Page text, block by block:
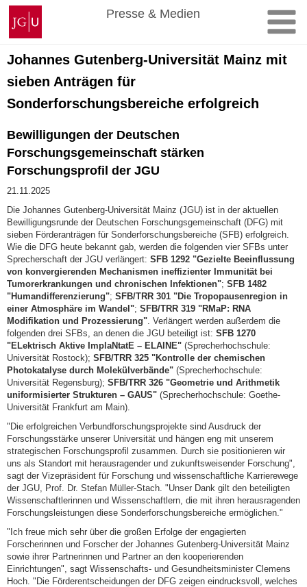
Zum
Inhalt
springen
Johannes
Gutenberg-
Universität
Mainz
Presse & Medien
Johannes Gutenberg-Universität Mainz mit
sieben Anträgen für
Sonderforschungsbereiche erfolgreich
Bewilligungen der Deutschen
Forschungsgemeinschaft stärken
Forschungsprofil der JGU
21.11.2025
Die Johannes Gutenberg-Universität Mainz (JGU) ist in der aktuellen
Bewilligungsrunde der Deutschen Forschungsgemeinschaft (DFG) mit
sieben Förderanträgen für Sonderforschungsbereiche (SFB) erfolgreich.
Wie die DFG heute bekannt gab, werden die folgenden vier SFBs unter
Sprecherschaft der JGU verlängert: SFB 1292 "Gezielte Beeinflussung
von konvergierenden Mechanismen ineffizienter Immunität bei
Tumorerkrankungen und chronischen Infektionen"; SFB 1482
"Humandifferenzierung"; SFB/TRR 301 "Die Tropopausenregion in
einer Atmosphäre im Wandel"; SFB/TRR 319 "RMaP: RNA
Modifikation und Prozessierung". Verlängert werden außerdem die
folgenden drei SFBs, an denen die JGU beteiligt ist: SFB 1270
"ELektrisch Aktive ImplaNtatE – ELAINE" (Sprecherhochschule:
Universität Rostock); SFB/TRR 325 "Kontrolle der chemischen
Photokatalyse durch Molekülverbände" (Sprecherhochschule:
Universität Regensburg); SFB/TRR 326 "Geometrie und Arithmetik
uniformisierter Strukturen – GAUS" (Sprecherhochschule: Goethe-
Universität Frankfurt am Main).
"Die erfolgreichen Verbundforschungsprojekte sind Ausdruck der
Forschungsstärke unserer Universität und hängen eng mit unserem
strategischen Forschungsprofil zusammen. Durch sie positionieren wir
uns als Standort mit herausragender und zukunftsweisender Forschung",
sagt der Vizepräsident für Forschung und wissenschaftliche Karrierewege
der JGU, Prof. Dr. Stefan Müller-Stach. "Unser Dank gilt den beteiligten
Wissenschaftlerinnen und Wissenschaftlern, die mit ihren herausragenden
Forschungsleistungen diese Sonderforschungsbereiche ermöglichen."
"Ich freue mich sehr über die großen Erfolge der engagierten
Forscherinnen und Forscher der Johannes Gutenberg-Universität Mainz
sowie ihrer Partnerinnen und Partner an den kooperierenden
Einrichtungen", sagt Wissenschafts- und Gesundheitsminister Clemens
Hoch. "Die Förderentscheidungen der DFG zeigen eindrucksvoll, welches